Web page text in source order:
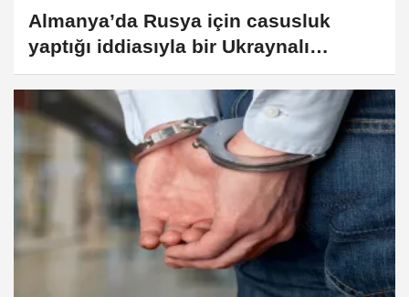
Almanya’da Rusya için casusluk
yaptığı iddiasıyla bir Ukraynalı
tutuklandı